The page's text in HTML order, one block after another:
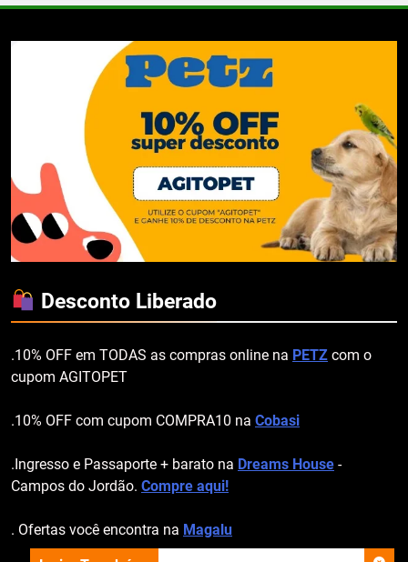
Desconto Liberado
.10% OFF em TODAS as compras online na PETZ com o
cupom AGITOPET
.10% OFF com cupom COMPRA10 na Cobasi
.Ingresso e Passaporte + barato na Dreams House -
Campos do Jordão. Compre aqui!
. Ofertas você encontra na Magalu